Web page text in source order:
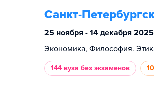
Санкт-
25 ноября - 14 декабря 2025
144 вуза без экзаменов